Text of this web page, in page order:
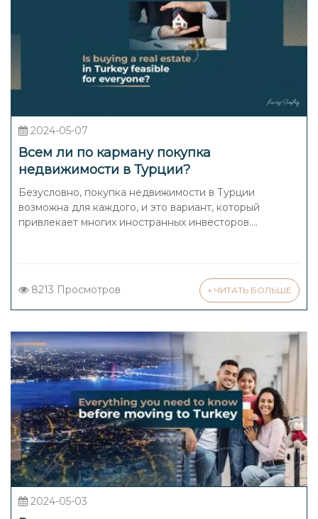
2024-05-07
Всем ли по карману покупка
недвижимости в Турции?
Безусловно, покупка недвижимости в Турции
возможна для каждого, и это вариант, который
привлекает многих иностранных инвесторов....
8213 Просмотров + ЧИТАТЬ БОЛЬШЕ
2024-05-03